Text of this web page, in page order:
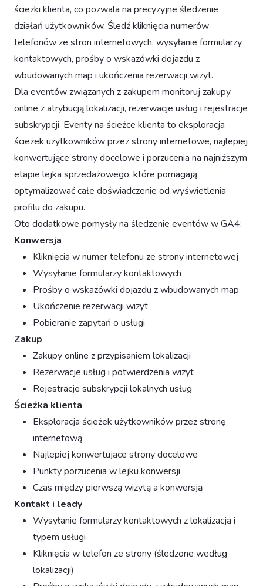
ścieżki klienta, co pozwala na precyzyjne śledzenie
działań użytkowników. Śledź kliknięcia numerów
telefonów ze stron internetowych, wysyłanie formularzy
kontaktowych, prośby o wskazówki dojazdu z
wbudowanych map i ukończenia rezerwacji wizyt.
Dla eventów związanych z zakupem monitoruj zakupy
online z atrybucją lokalizacji, rezerwacje usług i rejestracje
subskrypcji. Eventy na ścieżce klienta to eksploracja
ścieżek użytkowników przez strony internetowe, najlepiej
konwertujące strony docelowe i porzucenia na najniższym
etapie lejka sprzedażowego, które pomagają
optymalizować całe doświadczenie od wyświetlenia
profilu do zakupu.
Oto dodatkowe pomysły na śledzenie eventów w GA4:
Konwersja
Kliknięcia w numer telefonu ze strony internetowej
Wysyłanie formularzy kontaktowych
Prośby o wskazówki dojazdu z wbudowanych map
Ukończenie rezerwacji wizyt
Pobieranie zapytań o usługi
Zakup
Zakupy online z przypisaniem lokalizacji
Rezerwacje usług i potwierdzenia wizyt
Rejestracje subskrypcji lokalnych usług
Ścieżka klienta
Eksploracja ścieżek użytkowników przez stronę
internetową
Najlepiej konwertujące strony docelowe
Punkty porzucenia w lejku konwersji
Czas między pierwszą wizytą a konwersją
Kontakt i leady
Wysyłanie formularzy kontaktowych z lokalizacją i
typem usługi
Kliknięcia w telefon ze strony (śledzone według
lokalizacji)